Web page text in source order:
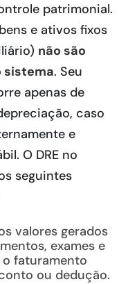
patrimonial.
e ativos fixos
não são
sistema. Seu
apenas de
caso
e
O DRE no
seguintes
valores gerados
exames e
faturamento
ou dedução.